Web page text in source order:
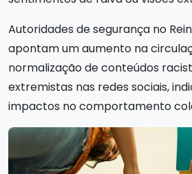
Autoridades de segurança no
apontam um aumento na
normalização de conteúdos
extremistas nas redes sociais,
impactos no comportamento